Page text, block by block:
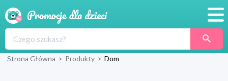
Produkty
Strona Główna > Produkty > Dom